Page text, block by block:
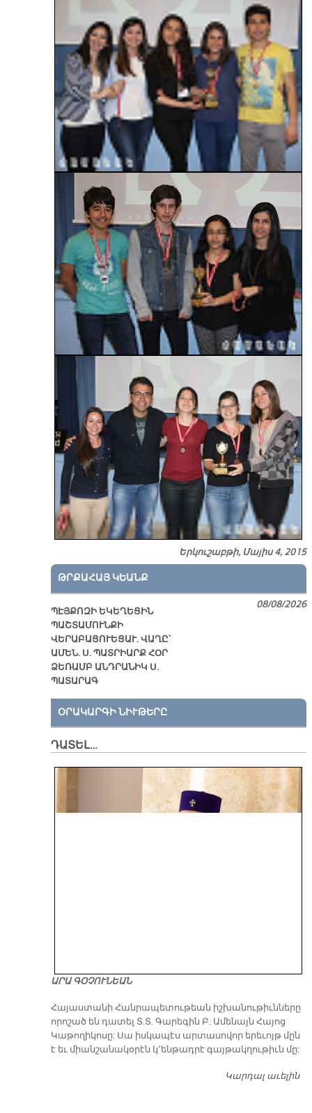
Երկուշաբթի, Մայիս 4, 2015
ԹՐՔԱՀԱՅ ԿԵԱՆՔ
ՊԷՅՔՈԶԻ ԵԿԵՂԵՑԻՆ
ՊԱՇՏԱՄՈՒՆՔԻ
ՎԵՐԱԲԱՑՈՒԵՑԱՒ. ՎԱՂԸ՝
ԱՄԵՆ. Ս. ՊԱՏՐԻԱՐՔ ՀՕՐ
ՁԵՌԱՄԲ ԱՆԴՐԱՆԻԿ Ս.
ՊԱՏԱՐԱԳ
08/08/2026
ՕՐԱԿԱՐԳԻ ՆԻՒԹԵՐԸ
ԴԱՏԵԼ…
ԱՐԱ ԳՕՉՈՒՆԵԱՆ
​Հայաստանի Հանրապետութեան իշխանութիւնները
որոշած են դատել Տ.Տ. Գարեգին Բ. Ամենայն Հայոց
Կաթողիկոսը: Սա իսկապէս արտասովոր երեւոյթ մըն
է եւ միանշանակօրէն կ՚ենթադրէ գայթակղութիւն մը:
Կարդալ աւելին